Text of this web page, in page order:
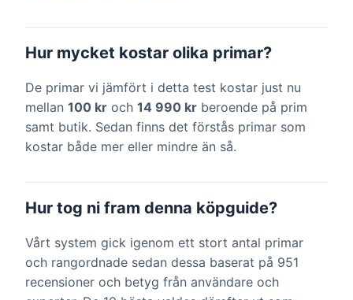
Hur mycket kostar olika primar?
De primar vi jämfört i detta test kostar just nu
mellan 100 kr och 14 990 kr beroende på prim
samt butik. Sedan finns det förstås primar som
kostar både mer eller mindre än så.
Hur tog ni fram denna köpguide?
Vårt system gick igenom ett stort antal primar
och rangordnade sedan dessa baserat på 951
recensioner och betyg från användare och